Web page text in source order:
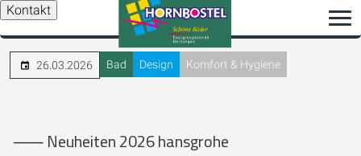
Kontakt
26.03.2026 Bad Design Komfort & Hygiene
⸺ Neuheiten 2026 hansgrohe